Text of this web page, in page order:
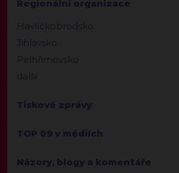
Regionální organizace
Havlíčkobrodsko
Jihlavsko
Pelhřimovsko
další
Tiskové zprávy
TOP 09 v médiích
Názory, blogy a komentáře